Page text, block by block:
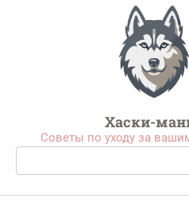
Хаски-
Советы по уходу за
Поиск: